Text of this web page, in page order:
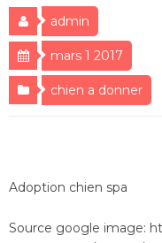
admin
mars 1 2017
chien a donner
Adoption chien spa
Source google image: